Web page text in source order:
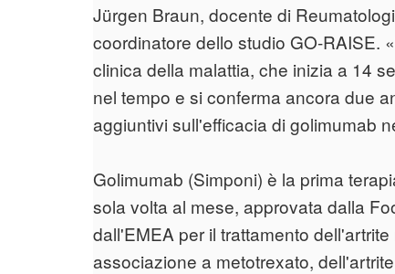
Jürgen Braun, docente di
coordinatore dello studio GO-RAISE.
clinica della malattia, che inizia a 14
nel tempo e si conferma ancora due
aggiuntivi sull'efficacia di golimumab
Golimumab (Simponi) è la prima
sola volta al mese, approvata dalla
dall'EMEA per il trattamento
associazione a metotrexato,